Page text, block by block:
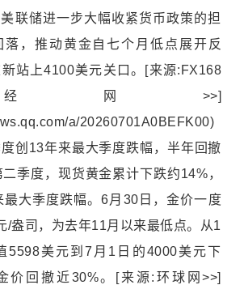
联储进一步大幅收紧货币政策的担
落，推动黄金自七个月低点展开反
站上4100美元关口。[来源:FX168
网>>]
a/20260701A0BEFK00)
创13年来最大季度跌幅，半年回撤
季度，现货黄金累计下跌约14%，
最大季度跌幅。6月30日，金价一度
/盎司，为去年11月以来最低点。从1
5598美元到7月1日的4000美元下
价回撤近30%。[来源:环球网>>]